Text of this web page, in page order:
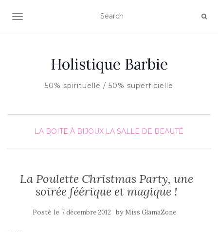
AFFICHER/MASQUER LA NAVIGATION
Holistique Barbie
50% spirituelle / 50% superficielle
LA BOITE À BIJOUX LA SALLE DE BEAUTÉ
La Poulette Christmas Party, une
soirée féérique et magique !
Posté le 7 décembre 2012 by Miss GlamaZone